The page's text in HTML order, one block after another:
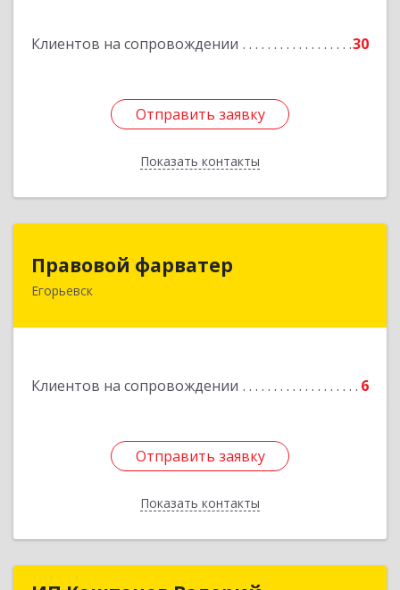
Клиентов на сопровождении 30
Отправить заявку
Показать контакты
Подробнее
Отправить заявку
Назад
Правовой фарватер
Егорьевск
Клиентов на сопровождении 6
Отправить заявку
Показать контакты
Отправить заявку
Назад